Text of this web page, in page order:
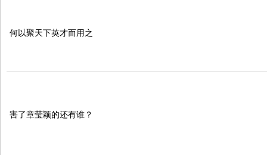
何以聚天下英才而用之
害了章莹颖的还有谁？